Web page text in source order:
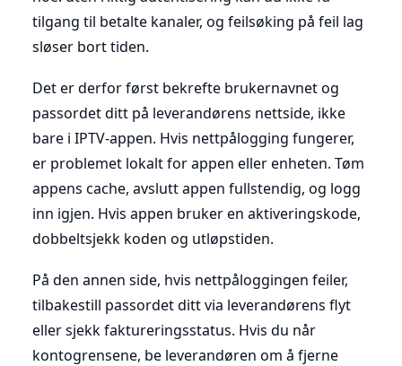
tilgang til betalte kanaler, og feilsøking på feil lag
sløser bort tiden.
Det er derfor først bekrefte brukernavnet og
passordet ditt på leverandørens nettside, ikke
bare i IPTV-appen. Hvis nettpålogging fungerer,
er problemet lokalt for appen eller enheten. Tøm
appens cache, avslutt appen fullstendig, og logg
inn igjen. Hvis appen bruker en aktiveringskode,
dobbeltsjekk koden og utløpstiden.
På den annen side, hvis nettpåloggingen feiler,
tilbakestill passordet ditt via leverandørens flyt
eller sjekk faktureringsstatus. Hvis du når
kontogrensene, be leverandøren om å fjerne